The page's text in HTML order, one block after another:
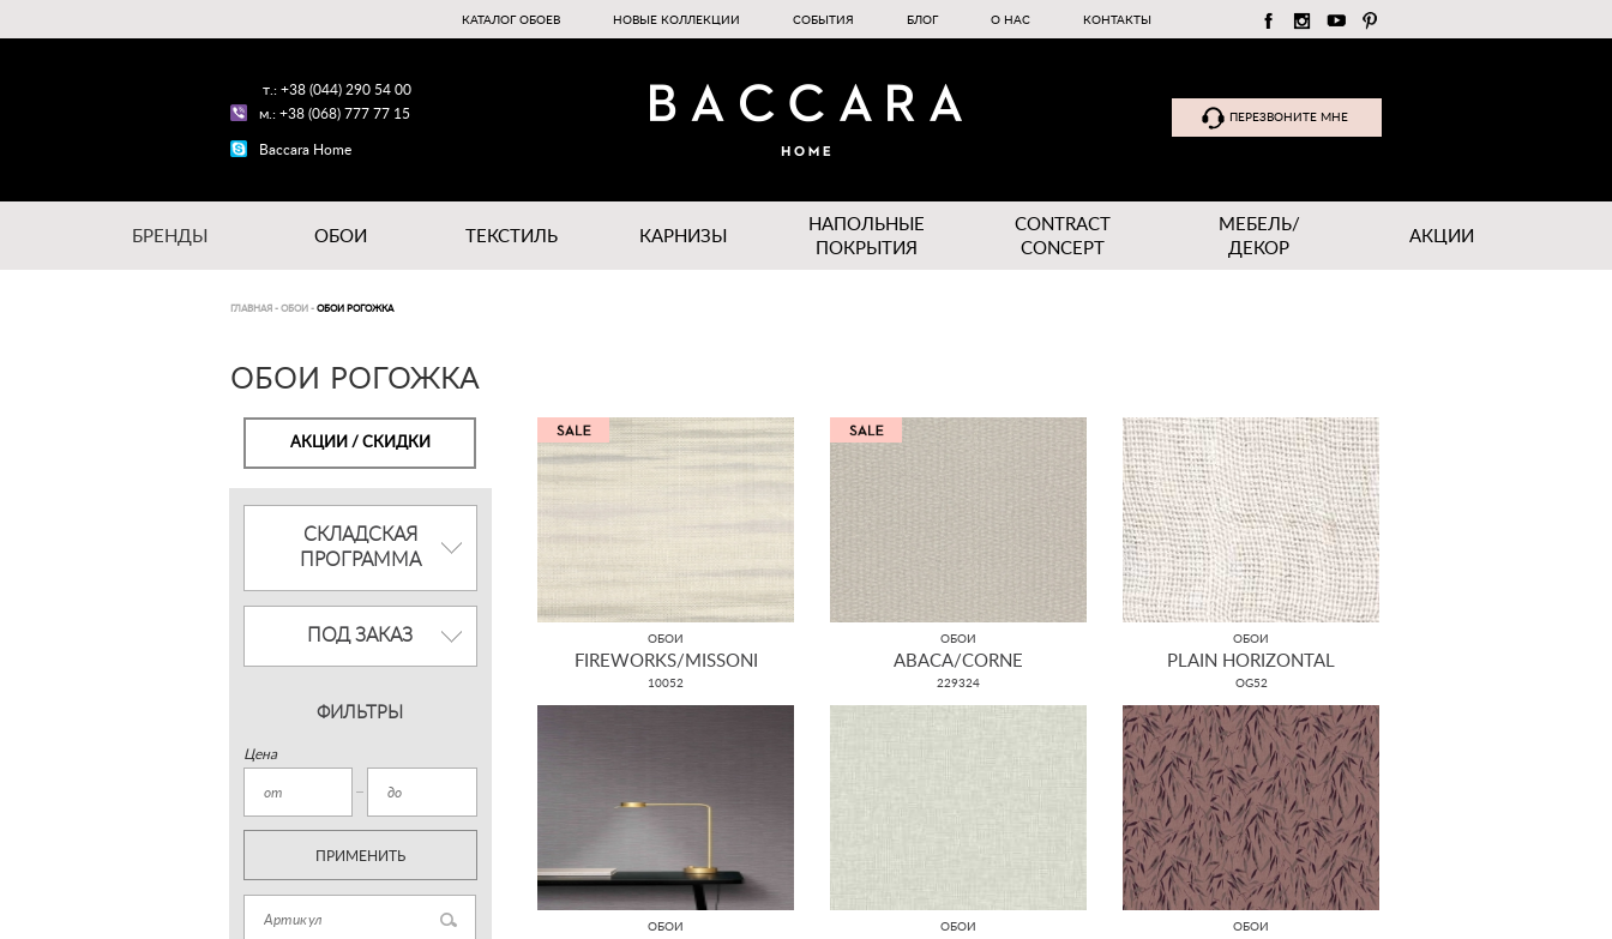
КАТАЛОГ ОБОЕВ НОВЫЕ КОЛЛЕКЦИИ СОБЫТИЯ БЛОГ О НАС КОНТАКТЫ
т.: +38 (044) 290 54 00
м.: +38 (068) 777 77 15
Baccara Home
ПЕРЕЗВОНИТЕ МНЕ
БРЕНДЫ ОБОИ ТЕКСТИЛЬ КАРНИЗЫ
НАПОЛЬНЫЕ
ПОКРЫТИЯ
CONTRACT
CONCEPT
МЕБЕЛЬ/
ДЕКОР
АКЦИИ
ГЛАВНАЯ - ОБОИ - ОБОИ РОГОЖКА
ОБОИ РОГОЖКА
АКЦИИ / СКИДКИ
СКЛАДСКАЯ
ПРОГРАММА
ПОД ЗАКАЗ
ФИЛЬТРЫ
Цена
ПРИМЕНИТЬ
ОБОИ
FIREWORKS/MISSONI
10052
ОБОИ
ABACA/CORNE
229324
ОБОИ
PLAIN HORIZONTAL
OG52
ОБОИ ОБОИ ОБОИ